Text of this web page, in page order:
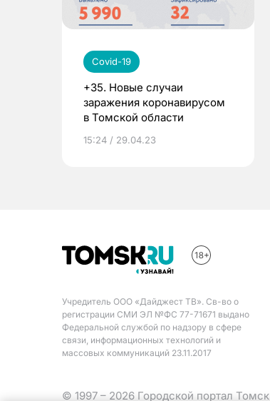
Covid-19
+35. Новые случаи
заражения коронавирусом
в Томской области
15:24 / 29.04.23
Учредитель ООО «Дайджест ТВ». Св-во о
регистрации СМИ ЭЛ №ФС 77-71671 выдано
Федеральной службой по надзору в сфере
связи, информационных технологий и
массовых коммуникаций 23.11.2017
© 1997 – 2026 Городской портал